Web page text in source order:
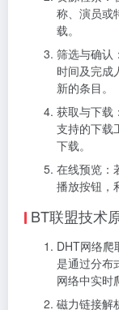
称、演员或
载。
筛选与确认
时间及完成
新的条目。
获取与下载
支持的下载
下载。
在线预览：
播放按钮，
BT联盟技术
DHT网络爬
是通过分布
网络中实时
磁力链接解